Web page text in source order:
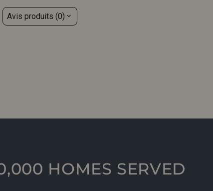
Avis produits (0)
HOMES SERVED